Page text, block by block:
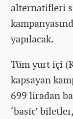
alternatifleri
yapılacak.
Tüm yurt içi
kapsayan
699 liradan
‘basic’